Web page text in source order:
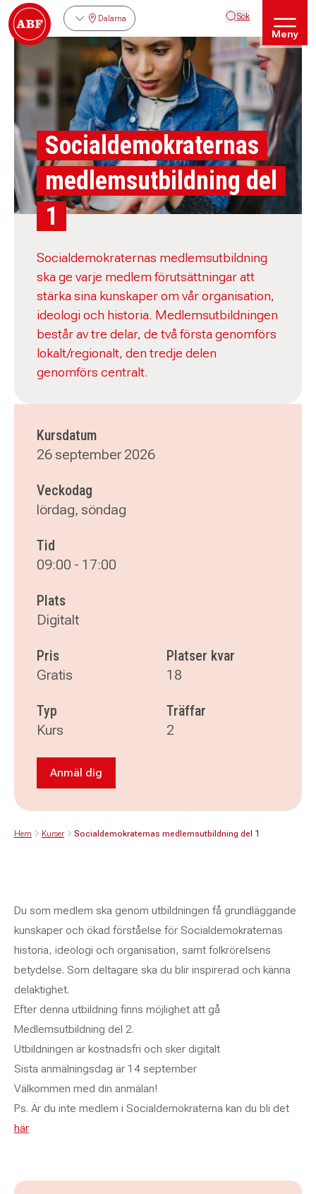
Dalarna Sök
Meny
Socialdemokraternas
medlemsutbildning del
1
Socialdemokraternas medlemsutbildning
ska ge varje medlem förutsättningar att
stärka sina kunskaper om vår organisation,
ideologi och historia. Medlemsutbildningen
består av tre delar, de två första genomförs
lokalt/regionalt, den tredje delen
genomförs centralt.
Kursdatum
26 september 2026
Veckodag
lördag, söndag
Tid
09:00 - 17:00
Plats
Digitalt
Pris
Gratis
Platser kvar
18
Typ
Kurs
Träffar
2
Anmäl dig till Socialdemokraternas
Anmäl dig
Hem Kurser Socialdemokraternas medlemsutbildning del 1
Du som medlem ska genom utbildningen få grundläggande
kunskaper och ökad förståelse för Socialdemokraternas
historia, ideologi och organisation, samt folkrörelsens
betydelse. Som deltagare ska du blir inspirerad och känna
delaktighet.
Efter denna utbildning finns möjlighet att gå
Medlemsutbildning del 2.
Utbildningen är kostnadsfri och sker digitalt
Sista anmälningsdag är 14 september
Välkommen med din anmälan!
Ps. Är du inte medlem i Socialdemokraterna kan du bli det
här